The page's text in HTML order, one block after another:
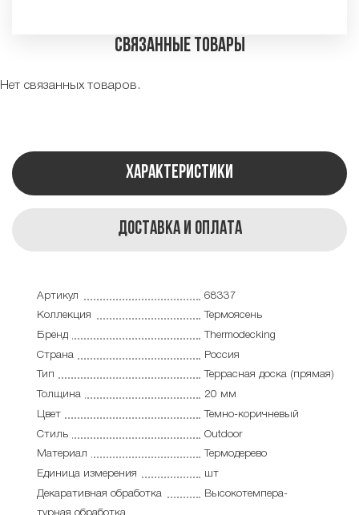
Связанные товары
Нет связанных товаров.
Характеристики
Доставка и оплата
Артикул
68337
Коллекция
Термоясень
Бренд
Thermodecking
Страна
Россия
Тип
Террасная доска (прямая)
Толщина
20 мм
Цвет
Темно-коричневый
Стиль
Outdoor
Материал
Термодерево
Единица измерения
шт
Декаративная обработка
Высокотемпера-